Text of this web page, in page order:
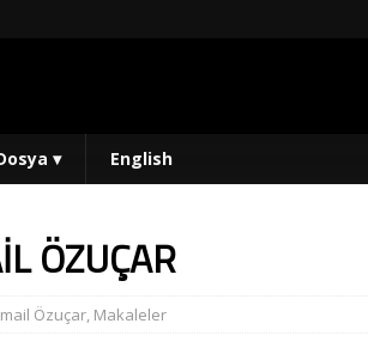
▾ English
ÖZUÇAR
Özuçar, Makaleler